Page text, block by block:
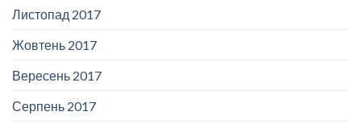
Листопад 2017
Жовтень 2017
Вересень 2017
Серпень 2017